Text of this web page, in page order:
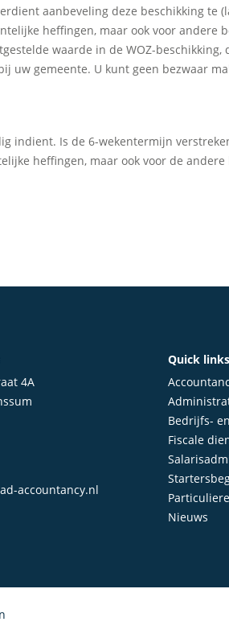
aanbeveling deze beschikking te
heffingen, maar ook voor andere
waarde in de WOZ-
uw gemeente. U kunt geen bezwaar
indient. Is de 6-wekentermijn
heffingen, maar ook voor de
4A
accountancy.nl
Quick links
Bedrijfs-
Fiscale
Nieuws